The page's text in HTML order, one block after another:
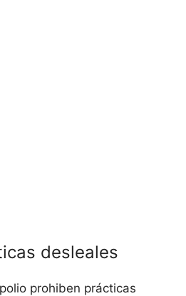
desleales
prohiben prácticas